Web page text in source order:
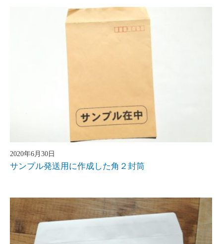
2020年6月30日
サンプル発送用に作成した角２封筒